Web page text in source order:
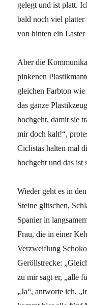
gelegt und ist platt.
bald noch viel platter
von hinten ein
Aber die
pinkenen
gleichen Farbton wie
das ganze
hochgeht, damit sie
mir doch kalt!“,
Ciclistas halten mal
hochgeht und das ist
Wieder geht es in
Steine glitschen,
Spanier in
Frau, die in einer
Verzweiflung
Geröllstrecke:
zu mir sagt er, „alle
„Ja“, antworte ich,